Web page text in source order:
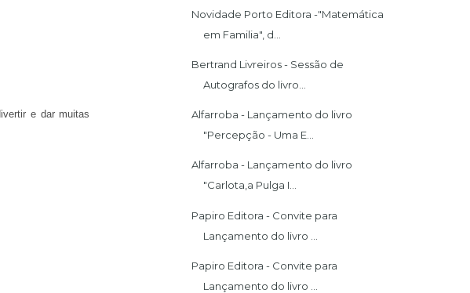
e dar muitas
Novidade Porto Editora -"Matemática
em Familia", d...
Bertrand Livreiros - Sessão de
Autografos do livro...
Alfarroba - Lançamento do livro
"Percepção - Uma E...
Alfarroba - Lançamento do livro
"Carlota,a Pulga I...
Papiro Editora - Convite para
Lançamento do livro ...
Papiro Editora - Convite para
Lançamento do livro ...